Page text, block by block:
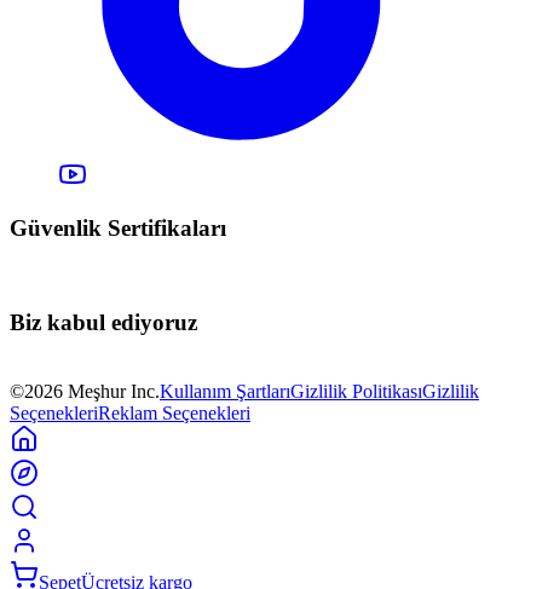
Güvenlik Sertifikaları
Biz kabul ediyoruz
©2026 Meşhur Inc.Kullanım ŞartlarıGizlilik PolitikasıGizlilik
SeçenekleriReklam Seçenekleri
SepetÜcretsiz kargo